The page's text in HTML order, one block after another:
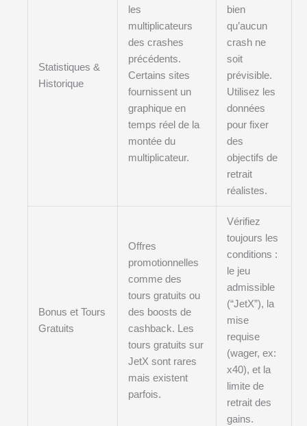
Statistiques &
Historique
les
multiplicateurs
des crashes
précédents.
Certains sites
fournissent un
graphique en
temps réel de la
montée du
multiplicateur.
bien
qu’aucun
crash ne
soit
prévisible.
Utilisez les
données
pour fixer
des
objectifs de
retrait
réalistes.
Bonus et Tours
Gratuits
Offres
promotionnelles
comme des
tours gratuits ou
des boosts de
cashback. Les
tours gratuits sur
JetX sont rares
mais existent
parfois.
Vérifiez
toujours les
conditions :
le jeu
admissible
(“JetX”), la
mise
requise
(wager, ex:
x40), et la
limite de
retrait des
gains.